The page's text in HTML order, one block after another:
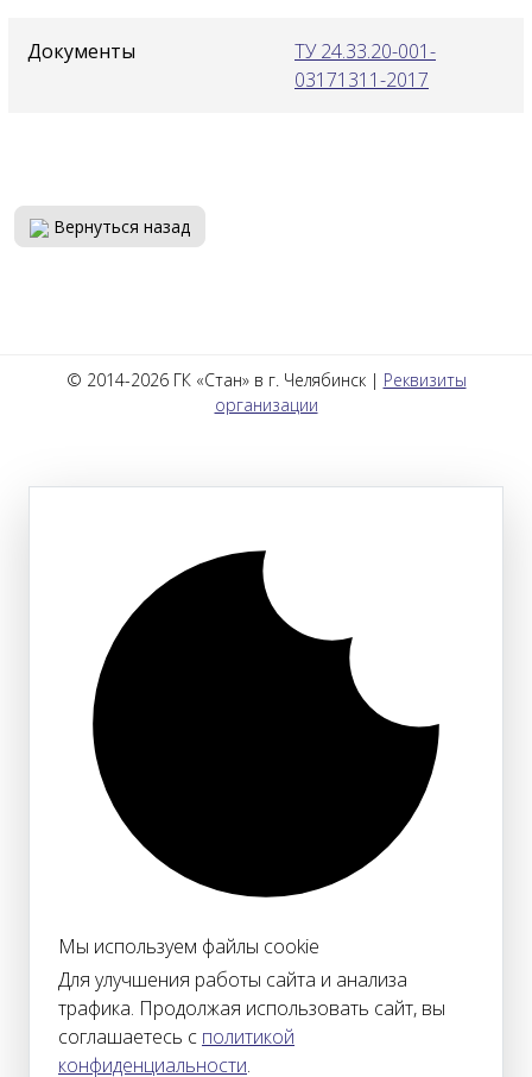
Документы
ТУ 24.33.20-001-
03171311-2017
Вернуться назад
© 2014-2026 ГК «Стан» в г. Челябинск | Реквизиты
организации
Мы используем файлы cookie
Для улучшения работы сайта и анализа
трафика. Продолжая использовать сайт, вы
соглашаетесь с политикой
конфиденциальности.